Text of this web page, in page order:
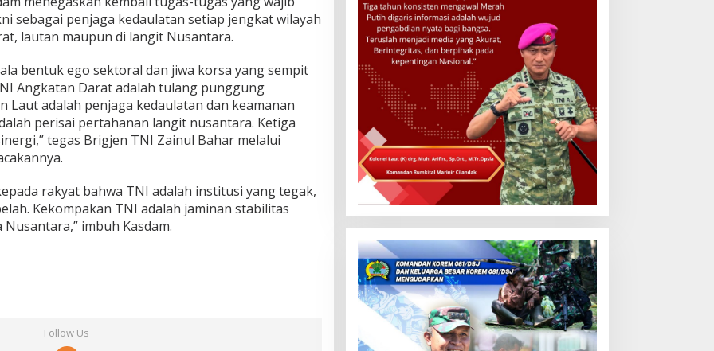
sebagai penjaga kedaulatan setiap jengkat wilayah
lautan maupun di langit Nusantara.
bentuk ego sektoral dan jiwa korsa yang sempit
Angkatan Darat adalah tulang punggung
Laut adalah penjaga kedaulatan dan keamanan
perisai pertahanan langit nusantara. Ketiga
tegas Brigjen TNI Zainul Bahar melalui
rakyat bahwa TNI adalah institusi yang tegak,
Kekompakan TNI adalah jaminan stabilitas
imbuh Kasdam.
Follow Us